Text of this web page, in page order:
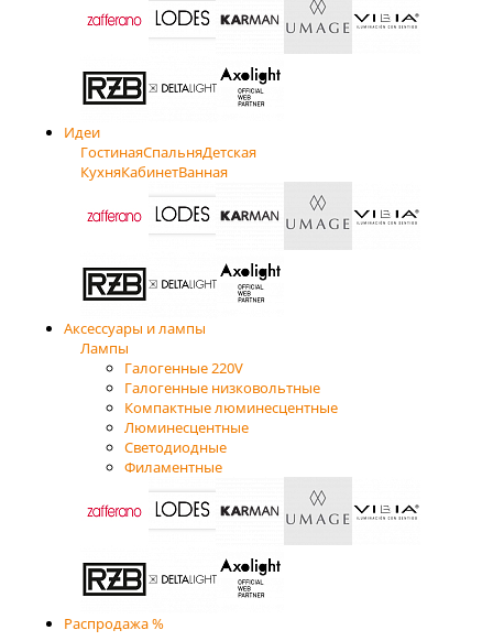
Идеи
ГостинаяСпальняДетская
КухняКабинетВанная
Аксессуары и лампы
Лампы
Галогенные 220V
Галогенные низковольтные
Компактные люминесцентные
Люминесцентные
Светодиодные
Филаментные
Распродажа %